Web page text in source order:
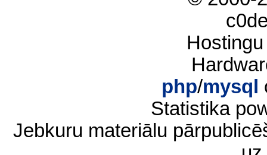
php/mysql
Statistika
Jebkuru materiālu